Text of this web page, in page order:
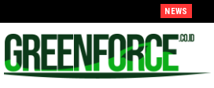
NEWS
Musim”
Beranda Berita Persebaya